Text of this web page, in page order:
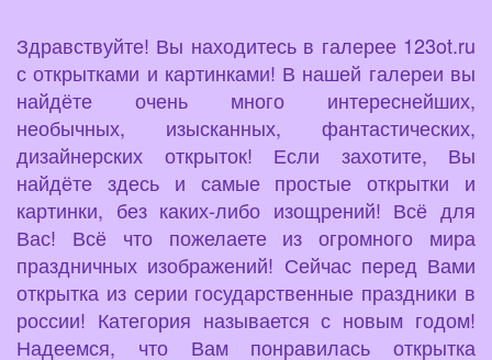
Здравствуйте! Вы находитесь в галерее 123ot.ru
с открытками и картинками! В нашей галереи вы
найдёте очень много интереснейших,
необычных, изысканных, фантастических,
дизайнерских открыток! Если захотите, Вы
найдёте здесь и самые простые открытки и
картинки, без каких-либо изощрений! Всё для
Вас! Всё что пожелаете из огромного мира
праздничных изображений! Сейчас перед Вами
открытка из серии государственные праздники в
россии! Категория называется с новым годом!
Надеемся, что Вам понравилась открытка